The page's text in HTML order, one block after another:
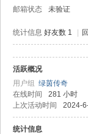
邮箱状态
未验证
统计信息 好友数 1
活跃概况
用户组 绿茵传奇
在线时间
281 小时
上次活动时间
2024-
统计信息